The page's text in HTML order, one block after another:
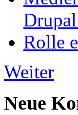
Rolle
Weiter
Neue